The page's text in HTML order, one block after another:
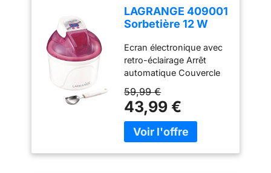
LAGRANGE 409001
Sorbetière 12 W
L Framboise
Ecran électronique avec
retro-éclairage Arrêt
automatique Couvercle
ouverture Cuve
réfrigérante -
contenance 1,5L
Couvercle de stockage
59,99 €
43,99 €